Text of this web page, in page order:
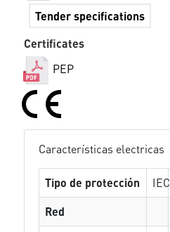
Tender specifications
Certificates
PEP
Características electricas
Tipo de protección IEC
Red